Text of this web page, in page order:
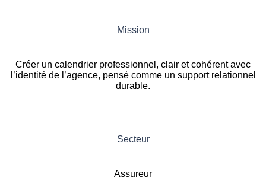
Mission
Créer un calendrier professionnel, clair et cohérent avec
l’identité de l’agence, pensé comme un support relationnel
durable.
Secteur
Assureur